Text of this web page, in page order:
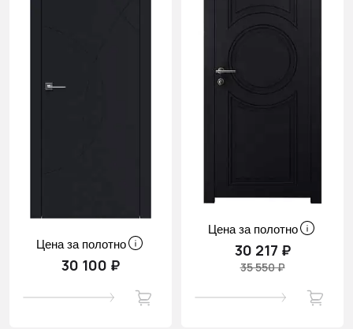
Цена за полотно
30 100 ₽
Цена за полотно
30 217 ₽
35 550 ₽